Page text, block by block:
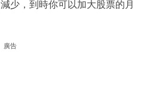
少，到時你可以加大股票的月
廣告